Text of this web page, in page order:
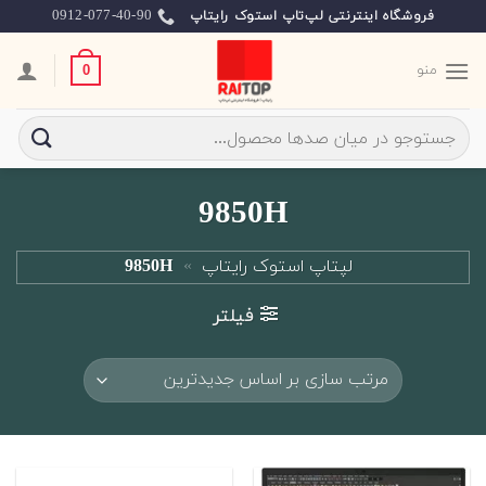
to
content
فروشگاه اینترنتی لپ‌تاپ استوک رایتاپ 0912-077-40-90
منو 0
جستجو
برای:
9850H
لپتاپ استوک رایتاپ »
9850H
فیلتر